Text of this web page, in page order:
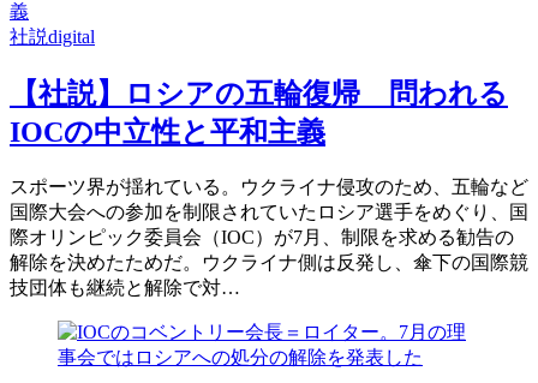
義
社説digital
【社説】ロシアの五輪復帰 問われる
IOCの中立性と平和主義
スポーツ界が揺れている。ウクライナ侵攻のため、五輪など
国際大会への参加を制限されていたロシア選手をめぐり、国
際オリンピック委員会（IOC）が7月、制限を求める勧告の
解除を決めたためだ。ウクライナ側は反発し、傘下の国際競
技団体も継続と解除で対…